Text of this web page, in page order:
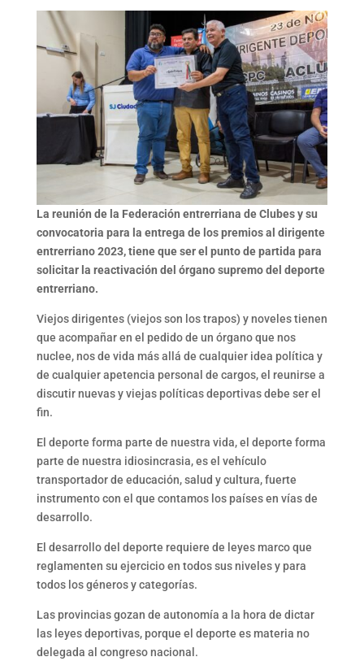
La reunión de la Federación entrerriana de Clubes y su
convocatoria para la entrega de los premios al dirigente
entrerriano 2023, tiene que ser el punto de partida para
solicitar la reactivación del órgano supremo del deporte
entrerriano.
Viejos dirigentes (viejos son los trapos) y noveles tienen
que acompañar en el pedido de un órgano que nos
nuclee, nos de vida más allá de cualquier idea política y
de cualquier apetencia personal de cargos, el reunirse a
discutir nuevas y viejas políticas deportivas debe ser el
fin.
El deporte forma parte de nuestra vida, el deporte forma
parte de nuestra idiosincrasia, es el vehículo
transportador de educación, salud y cultura, fuerte
instrumento con el que contamos los países en vías de
desarrollo.
El desarrollo del deporte requiere de leyes marco que
reglamenten su ejercicio en todos sus niveles y para
todos los géneros y categorías.
Las provincias gozan de autonomía a la hora de dictar
las leyes deportivas, porque el deporte es materia no
delegada al congreso nacional.